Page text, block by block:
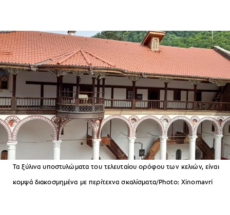
Τα ξύλινα υποστυλώματα του τελευταίου ορόφου των κελιών, είναι
κομψά διακοσμημένα με περίτεχνα σκαλίσματα/Photo: Xinomavri